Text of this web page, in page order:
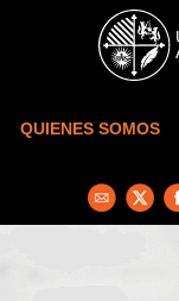
Skip to main content
QUIENES SOMOS